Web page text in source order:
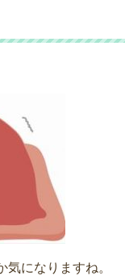
になりますね。